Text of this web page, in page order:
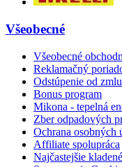
Všeobecné
Všeobecné
Reklamačný
Odstúpenie od
Bonus program
Mikona - tepelná
Zber odpadových
Ochrana osobných
Affiliate spolupráca
Najčastejšie